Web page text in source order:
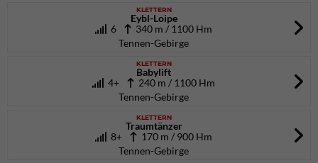
KLETTERN
Eybl-Loipe
6
340 m / 1100 Hm
Tennen-Gebirge
KLETTERN
Babylift
4+
240 m / 1100 Hm
Tennen-Gebirge
KLETTERN
Traumtänzer
8+
170 m / 900 Hm
Tennen-Gebirge